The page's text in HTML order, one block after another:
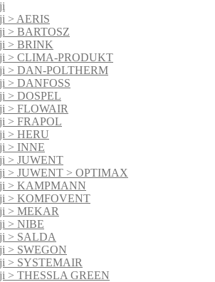
> AERIS
> BARTOSZ
> BRINK
> CLIMA-PRODUKT
> DAN-POLTHERM
> DANFOSS
> DOSPEL
> FLOWAIR
> FRAPOL
> HERU
> INNE
> JUWENT
> JUWENT > OPTIMAX
> KAMPMANN
> KOMFOVENT
> MEKAR
> NIBE
> SALDA
> SWEGON
> SYSTEMAIR
> THESSLA GREEN